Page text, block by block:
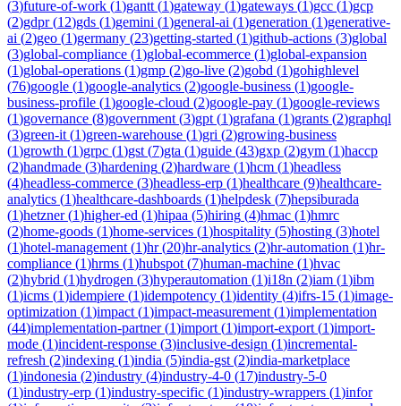
(3)future-of-work (1)gantt (1)gateway (1)gateways (1)gcc (1)gcp
(2)gdpr(12)gds (1)gemini (1)general-ai (1)generation (1)generative-
ai (2)geo (1)germany (23)getting-started (1)github-actions (3)global
(3)global-compliance (1)global-ecommerce (1)global-expansion
(1)global-operations (1)gmp (2)go-live (2)gobd (1)gohighlevel
(76)google (1)google-analytics (2)google-business (1)google-
business-profile (1)google-cloud (2)google-pay (1)google-reviews
(1)governance (8)government (3)gpt (1)grafana (1)grants (2)graphql
(3)green-it (1)green-warehouse (1)gri (2)growing-business
(1)growth (1)grpc (1)gst (7)gta (1)guide (43)gxp (2)gym (1)haccp
(2)handmade (3)hardening (2)hardware (1)hcm (1)headless
(4)headless-commerce (3)headless-erp (1)healthcare (9)healthcare-
analytics (1)healthcare-dashboards (1)helpdesk (7)hepsiburada
(1)hetzner(1)higher-ed (1)hipaa (5)hiring (4)hmac (1)hmrc
(2)home-goods (1)home-services (1)hospitality (5)hosting (3)hotel
(1)hotel-management (1)hr(20)hr-analytics (2)hr-automation (1)hr-
compliance (1)hrms (1)hubspot (7)human-machine (1)hvac
(2)hybrid (1)hydrogen (3)hyperautomation (1)i18n (2)iam (1)ibm
(1)icms (1)idempiere (1)idempotency (1)identity (4)ifrs-15 (1)image-
optimization (1)impact (1)impact-measurement (1)implementation
(44)implementation-partner(1)import (1)import-export (1)import-
mode (1)incident-response (3)inclusive-design (1)incremental-
refresh (2)indexing (1)india (5)india-gst (2)india-marketplace
(1)indonesia (2)industry (4)industry-4-0 (17)industry-5-0
(1)industry-erp (1)industry-specific (1)industry-wrappers (1)infor